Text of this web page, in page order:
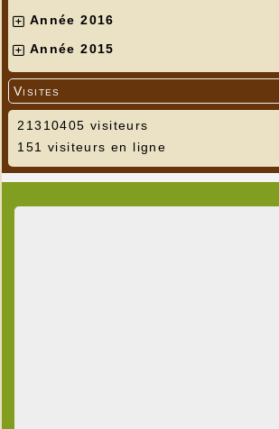
Année 2016
Année 2015
Visites
21310405 visiteurs
151 visiteurs en ligne